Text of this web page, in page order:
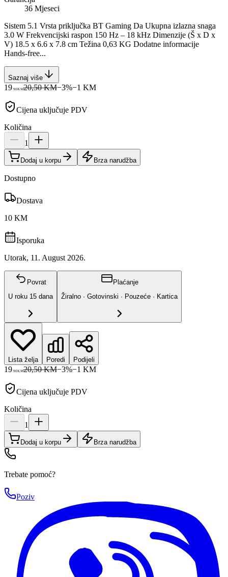
36 Mjeseci
Sistem 5.1 Vrsta priključka BT Gaming Da Ukupna izlazna snaga
3.0 W Frekvencijski raspon 150 Hz – 18 kHz Dimenzije (Š x D x
V) 18.5 x 6.6 x 7.8 cm Težina 0,63 KG Dodatne informacije
Hands-free...
Saznaj više
19 90KM20,50 KM−3%−1 KM
Cijena uključuje PDV
Količina
1
Dodaj u korpu Brza narudžba
Dostupno
Dostava
10 KM
Isporuka
Utorak, 11. August 2026.
Povrat
U roku 15 dana
Plaćanje
Žiralno · Gotovinski · Pouzeće · Kartica
Lista želja Poredi Podijeli
19 90KM20,50 KM−3%−1 KM
Cijena uključuje PDV
Količina
1
Dodaj u korpu Brza narudžba
Trebate pomoć?
Poziv